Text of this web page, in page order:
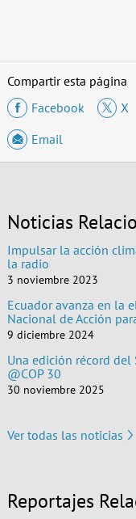
Compartir esta página
Facebook
X
Email
Noticias
Impulsar la acción
la radio
3 noviembre 2023
Ecuador avanza en la
Nacional de Acción
9 diciembre 2024
Una edición récord del
@COP 30
30 noviembre 2025
Ver todas las noticias
Reportajes